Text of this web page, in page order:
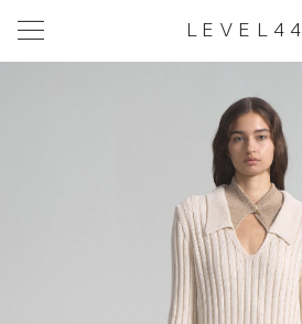
LEVEL44